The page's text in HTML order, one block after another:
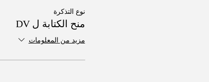
نوع التذكرة
منح الكتابة ل DV
مزيد من المعلومات